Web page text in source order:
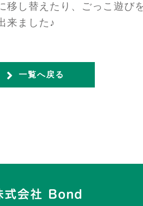
し替えたり、ごっこ遊び
来ました♪
一覧へ戻る